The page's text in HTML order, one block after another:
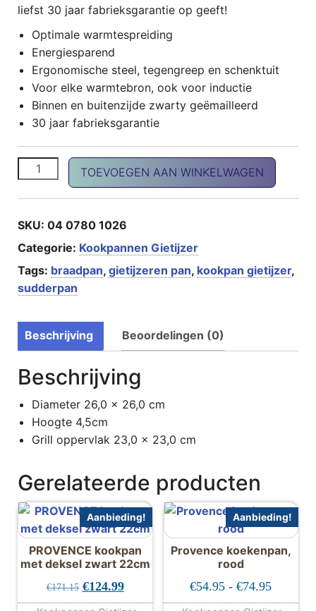
liefst 30 jaar fabrieksgarantie op geeft!
Optimale warmtespreiding
Energiesparend
Ergonomische steel, tegengreep en schenktuit
Voor elke warmtebron, ook voor inductie
Binnen en buitenzijde zwarty geëmailleerd
30 jaar fabrieksgarantie
Provence Grillpan, zwart aantal
TOEVOEGEN AAN WINKELWAGEN
SKU: 04 0780 1026
Categorie: Kookpannen Gietijzer
Tags: braadpan, gietijzeren pan, kookpan gietijzer,
sudderpan
Beschrijving Beoordelingen (0)
Beschrijving
Diameter 26,0 x 26,0 cm
Hoogte 4,5cm
Grill oppervlak 23,0 x 23,0 cm
Gerelateerde producten
Aanbieding!
PROVENCE kookpan
met deksel zwart 22cm
€171.15 Oorspronkelijke prijs was: €171.15.
€124.99Huidige prijs is: €124.99.
Aanbieding!
Provence koekenpan,
rood
€54.95 - €74.95